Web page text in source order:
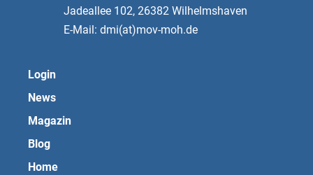
Jadeallee 102, 26382 Wilhelmshaven
E-Mail: dmi(at)mov-moh.de
Login
News
Magazin
Blog
Home